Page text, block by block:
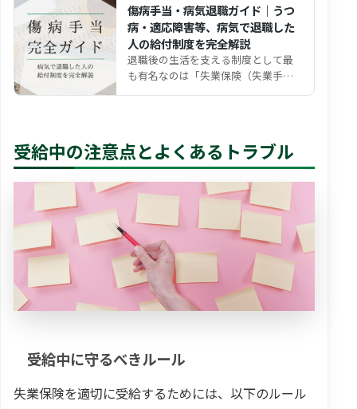
傷病手当・病気退職ガイド｜うつ
病・適応障害等、病気で退職した
人の給付制度を完全解説
退職後の生活を支える制度として最
も有名なのは「失業保険（失業手
当）」ですが、もう一つの制度とし
受給中の注意点とよくあるトラブル
受給中に守るべきルール
失業保険を適切に受給するためには、以下のルール